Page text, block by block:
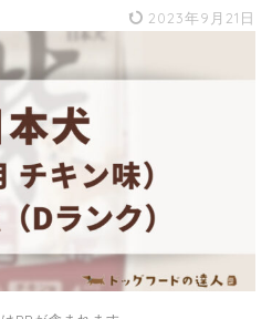
2023年9月21日